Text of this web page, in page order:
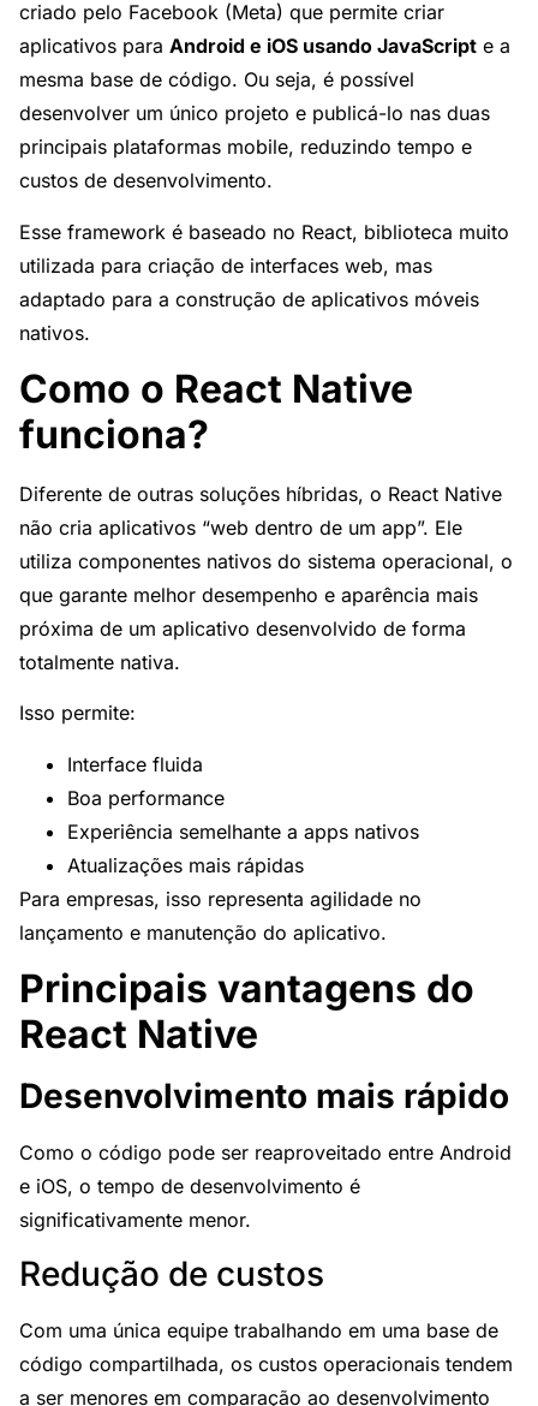
criado pelo Facebook (Meta) que permite criar
aplicativos para Android e iOS usando JavaScript e a
mesma base de código. Ou seja, é possível
desenvolver um único projeto e publicá-lo nas duas
principais plataformas mobile, reduzindo tempo e
custos de desenvolvimento.
Esse framework é baseado no React, biblioteca muito
utilizada para criação de interfaces web, mas
adaptado para a construção de aplicativos móveis
nativos.
Como o React Native
funciona?
Diferente de outras soluções híbridas, o React Native
não cria aplicativos “web dentro de um app”. Ele
utiliza componentes nativos do sistema operacional, o
que garante melhor desempenho e aparência mais
próxima de um aplicativo desenvolvido de forma
totalmente nativa.
Isso permite:
Interface fluida
Boa performance
Experiência semelhante a apps nativos
Atualizações mais rápidas
Para empresas, isso representa agilidade no
lançamento e manutenção do aplicativo.
Principais vantagens do
React Native
Desenvolvimento mais rápido
Como o código pode ser reaproveitado entre Android
e iOS, o tempo de desenvolvimento é
significativamente menor.
Redução de custos
Com uma única equipe trabalhando em uma base de
código compartilhada, os custos operacionais tendem
a ser menores em comparação ao desenvolvimento